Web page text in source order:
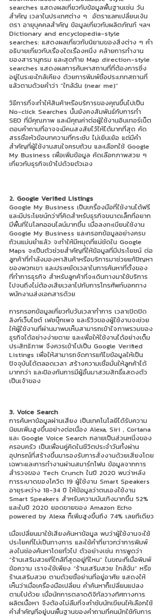
searches แสดงผลเกี่ยวกับข้อมูลพื้นฐานเช่น วัน
สำคัญ เวลาในประเทศต่าง ๆ  อัตราแลกเปลี่ยนเงิน
ตรา อายุบุคคลสำคัญ ข้อมูลเกี่ยวกับผลิตภัณฑ์ ฯลฯ
Dictionary and encyclopedia-style
searches: แสดงผลเกี่ยวกับนิยามของสิ่งต่าง ๆ คำ
อธิบายเกี่ยวกับเรื่องใดเรื่องหนึ่ง คล้ายการทำงาน
ของสารานุกรม และสุดท้าย Map direction-style
searches แสดงผลการค้นหาสถานที่ที่ต้องการซึ่ง
อยู่ในระยะใกล้เคียง ด้วยการพิมพ์ชื่อประเภทสถานที่
แล้วตามด้วยคำว่า “ใกล้ฉัน (near me)”
วิธีการที่จะทำให้สินค้าหรือบริการของคุณขึ้นไปเป็น
No-click Searches นั้นยังคงสัมพันธ์กับการทำ
SEO ที่มีคุณภาพ และมีคุณค่าต่อผู้ใช้งานอินเทอร์เน็ต
ตอบคำถามที่อาจจะมีคนสงสัยไว้ให้ได้มากที่สุด คัด
สรรชื่อหัวข้อบทความที่กระชับ ไม่เยิ่นเย้อ แต่มีคำ
สำคัญที่ผู้ใช้งานสนใจครบถ้วน และเลือกใช้ Google
My Business เพื่อเพิ่มข้อมูล คัดเลือกภาพสวย ๆ
เกี่ยวกับธุรกิจเข้าไปด้วยตัวเอง
Google My Business เป็นเครื่องมือที่ใช้งานได้ฟรี
และมีประโยชน์กว่าที่คิดสำหรับธุรกิจขนาดเล็กที่อยาก
มีพื้นที่ในโลกออนไลน์มากขึ้น เมื่อลงทะเบียนใช้งาน
Google My Business และกรอกข้อมูลอย่างครบ
ถ้วนแม่นยำแล้ว จะทำให้มีหมุดที่แน่ชัดใน Google
Maps จะเป็นตัวช่วยสำคัญที่ให้ข้อมูลที่มีประโยชน์ ต่อ
ลูกค้าที่กำลังมองหาสินค้าหรือบริการมาช่วยแก้ปัญหา
ของพวกเขา และประหยัดเวลาในการค้นหาที่ตั้งของ
ที่ทำการธุรกิจ สำหรับลูกค้าที่จะเดินทางมาใช้บริการ
ไปจนถึงไม่ต้องเสียเวลาไปกับการโทรศัพท์บอกทาง
พนักงานส่งเอกสารด้วย
การกรอกข้อมูลเกี่ยวกับวันเวลาทำการ เวลาเปิดปิด
ลิงก์เว็บไซต์ เฟซบุ๊กเพจ และรีวิวของผู้ใช้งานจะช่วย
ให้ผู้ใช้งานที่ผ่านมาพบเห็นสามารถเข้าใจภาพรวมของ
ธุรกิจได้อย่างง่ายดาย และเพื่อให้ใช้งานได้อย่างเต็ม
ประสิทธิภาพ จึงควรเข้าไปเป็น Google Verified
Listings เพื่อให้สามารถจัดการแก้ไขข้อมูลให้เป็น
ปัจจุบันได้ตลอดเวลา สร้างความเชื่อมั่นให้ลูกค้าได้
มากกว่า และป้องกันการมีผู้อื่นมาสวมสิทธิ์แสดงตัว
เป็นเจ้าของ
การค้นหาข้อมูลผ่านเสียง เป็นเทคโนโลยีได้รับความ
นิยมเพิ่มสูงขึ้นอย่างต่อเนื่อง Alexa, Siri , Cortana
และ Google Voice Search กลายเป็นส่วนหนึ่งของ
ครอบครัว เป็นเพื่อนคู่คิดในชีวิตประจำวันทั้งผ่าน
อุปกรณ์ที่สร้างขึ้นมารองรับการสั่งงานด้วยเสียงโดย
เฉพาะและการทำงานผ่านสมาร์ทโฟน ข้อมูลจากการ
สำรวจของ Tech Crunch ในปี 2020 พบว่าหลัง
การระบาดของโควิด 19 ผู้ใช้งาน Smart Speakers
อายุระหว่าง 18-34 ปี ให้ข้อมูลว่าตนเองใช้งาน
Smart Speakers สำหรับความบันเทิงมากขึ้น 52%
และในปี 2020 ยอดขายของ Amazon Echo
powered by Alexa ก็เพิ่มสูงขึ้นถึง 74% เลยทีเดียว
เมื่อเปลี่ยนมาใช้เสียงค้นหาข้อมูล พบว่าผู้ใช้งานจะใช้
ประโยคที่ไม่เป็นทางการ และใช้คำที่ยาวกว่าการพิมพ์
ลงในช่องค้นหาโดยทั่วไป ตัวอย่างเช่น การพูดว่า
“ร้านเสริมสวยที่ใกล้ที่สุดอยู่ที่ไหน” ในขณะที่เมื่อพิมพ์
ข้อความ เราจะใช้เพียง “ร้านเสริมสวย ใกล้ฉัน” หรือ
ร้านเสริมสวย ตามด้วยชื่อย่านที่อยู่อาศัย แสดงให้
เห็นว่าเมื่อเครื่องมือเปลี่ยน คำค้นหาก็เปลี่ยนแปลง
ตามไปด้วย เมื่อนักการตลาดดิจิทัลวางทิศทางการ
ผลิตเนื้อหา จึงต้องไม่ลืมที่จะกำชับนักเขียนให้เลือกใช้
คำสำคัญที่อยู่บนพื้นฐานของคำถามที่คนมักใช้กับการ